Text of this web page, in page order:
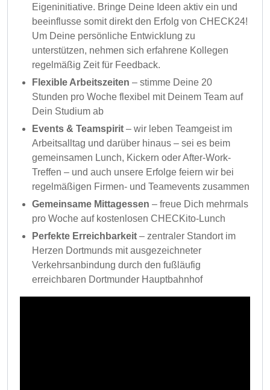
Eigeninitiative. Bringe Deine Ideen aktiv ein und
beeinflusse somit direkt den Erfolg von CHECK24!
Um Deine persönliche Entwicklung zu
unterstützen, nehmen sich erfahrene Kollegen
regelmäßig Zeit für Feedback.
Flexible Arbeitszeiten – stimme Deine 20
Stunden pro Woche flexibel mit Deinem Team auf
Dein Studium ab
Events & Teamspirit – wir leben Teamgeist im
Arbeitsalltag und darüber hinaus – sei es beim
gemeinsamen Lunch, Kickern oder After-Work-
Treffen – und auch unsere Erfolge feiern wir bei
regelmäßigen Firmen- und Teamevents zusammen
Gemeinsame Mittagessen – freue Dich mehrmals
pro Woche auf kostenlosen CHECKito-Lunch
Perfekte Erreichbarkeit – zentraler Standort im
Herzen Dortmunds mit ausgezeichneter
Verkehrsanbindung durch den fußläufig
erreichbaren Dortmunder Hauptbahnhof